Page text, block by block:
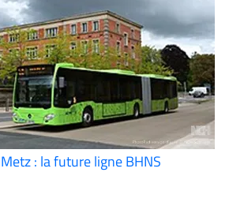
Metz : la future ligne BHNS